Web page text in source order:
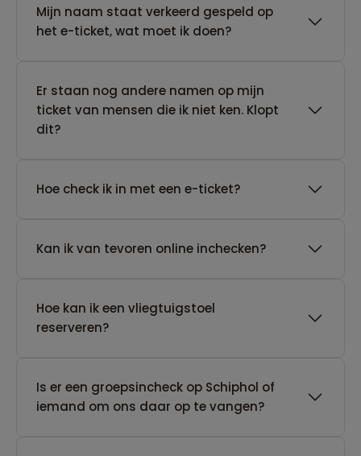
Mijn naam staat verkeerd gespeld op
het e-ticket, wat moet ik doen?
Er staan nog andere namen op mijn
ticket van mensen die ik niet ken. Klopt
dit?
Hoe check ik in met een e-ticket?
Kan ik van tevoren online inchecken?
Hoe kan ik een vliegtuigstoel
reserveren?
Is er een groepsincheck op Schiphol of
iemand om ons daar op te vangen?